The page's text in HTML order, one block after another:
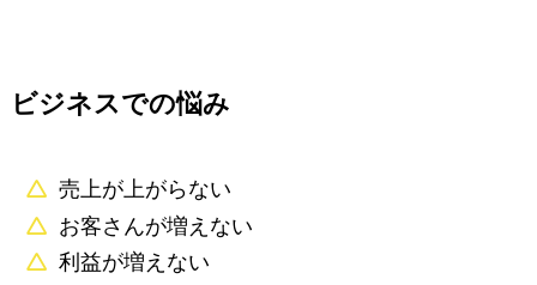
ビジネスでの悩み
売上が上がらない
お客さんが増えない
利益が増えない